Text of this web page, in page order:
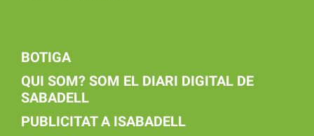
BOTIGA
QUI SOM? SOM EL DIARI DIGITAL DE
SABADELL
PUBLICITAT A ISABADELL